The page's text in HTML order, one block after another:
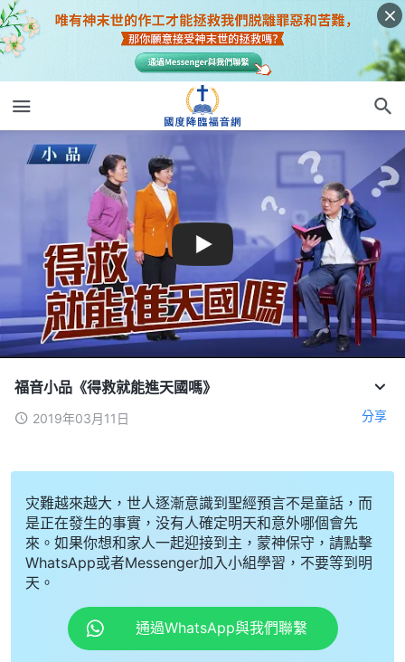
福音小品《得救就能進天國嗎》
2019年03月11日 分享
灾難越來越大，世人逐漸意識到聖經預言不是童話，而
是正在發生的事實，没有人確定明天和意外哪個會先
來。如果你想和家人一起迎接到主，蒙神保守，請點擊
WhatsApp或者Messenger加入小組學習，不要等到明
天。
通過WhatsApp與我們聯繫